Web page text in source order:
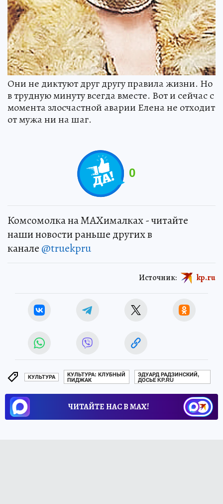
Они не диктуют друг другу правила жизни. Но
в трудную минуту всегда вместе. Вот и сейчас с
момента злосчастной аварии Елена не отходит
от мужа ни на шаг.
0
Комсомолка на MAXималках - читайте
наши новости раньше других в
канале @truekpru
Источник: kp.ru
КУЛЬТУРА
КУЛЬТУРА: КЛУБНЫЙ
ПИДЖАК
ЭДУАРД РАДЗИНСКИЙ,
ДОСЬЕ KP.RU
ЧИТАЙТЕ НАС В МАХ!